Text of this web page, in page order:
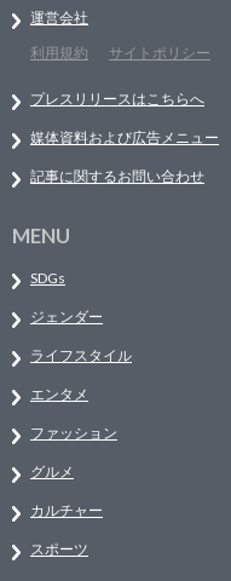
運営会社
利用規約
サイトポリシー
プレスリリースはこちらへ
媒体資料および広告メニュー
記事に関するお問い合わせ
MENU
SDGs
ジェンダー
ライフスタイル
エンタメ
ファッション
グルメ
カルチャー
スポーツ